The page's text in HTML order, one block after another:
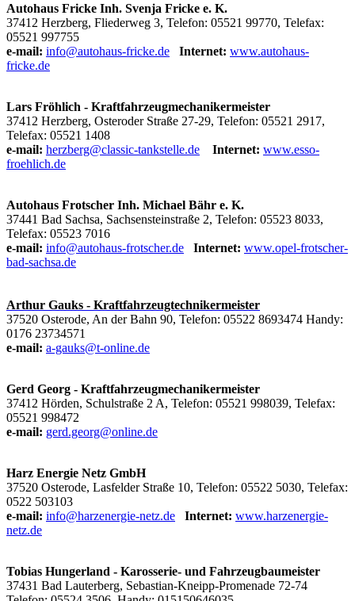
Autohaus Fricke Inh. Svenja Fricke e. K.
37412 Herzberg, Fliederweg 3, Telefon: 05521 99770, Telefax:
05521 997755
e-mail: info@autohaus-fricke.de Internet: www.autohaus-
fricke.de
Lars Fröhlich - Kraftfahrzeugmechanikermeister
37412 Herzberg, Osteroder Straße 27-29, Telefon: 05521 2917,
Telefax: 05521 1408
e-mail: herzberg@classic-tankstelle.de Internet: www.esso-
froehlich.de
Autohaus Frotscher Inh. Michael Bähr e. K.
37441 Bad Sachsa, Sachsensteinstraße 2, Telefon: 05523 8033,
Telefax: 05523 7016
e-mail: info@autohaus-frotscher.de Internet: www.opel-frotscher-
bad-sachsa.de
Arthur Gauks - Kraftfahrzeugtechnikermeister
37520 Osterode, An der Bahn 90, Telefon: 05522 8693474 Handy:
0176 23734571
e-mail: a-gauks@t-online.de
Gerd Georg - Kraftfahrzeugmechanikermeister
37412 Hörden, Schulstraße 2 A, Telefon: 05521 998039, Telefax:
05521 998472
e-mail: gerd.georg@online.de
Harz Energie Netz GmbH
37520 Osterode, Lasfelder Straße 10, Telefon: 05522 5030, Telefax:
0522 503103
e-mail: info@harzenergie-netz.de Internet: www.harzenergie-
netz.de
Tobias Hungerland - Karosserie- und Fahrzeugbaumeister
37431 Bad Lauterberg, Sebastian-Kneipp-Promenade 72-74